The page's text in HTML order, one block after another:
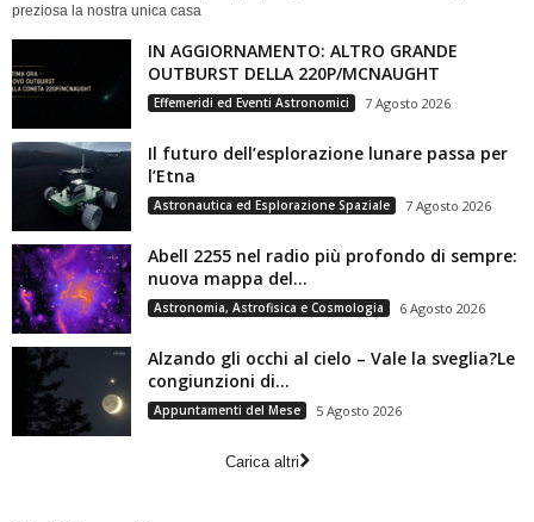
preziosa la nostra unica casa
IN AGGIORNAMENTO: ALTRO GRANDE
OUTBURST DELLA 220P/MCNAUGHT
Effemeridi ed Eventi Astronomici 7 Agosto 2026
Il futuro dell’esplorazione lunare passa per
l’Etna
Astronautica ed Esplorazione Spaziale 7 Agosto 2026
Abell 2255 nel radio più profondo di sempre:
nuova mappa del...
Astronomia, Astrofisica e Cosmologia 6 Agosto 2026
Alzando gli occhi al cielo – Vale la sveglia?Le
congiunzioni di...
Appuntamenti del Mese 5 Agosto 2026
Carica altri